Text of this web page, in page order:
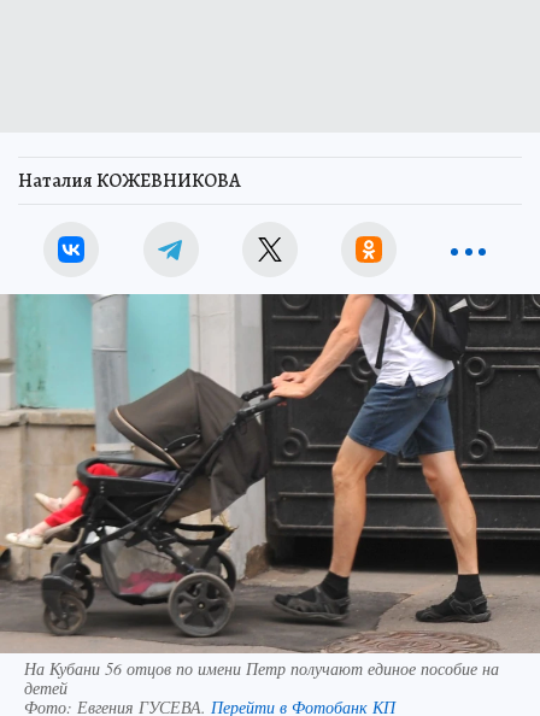
Наталия КОЖЕВНИКОВА
На Кубани 56 отцов по имени Петр получают единое пособие на
детей
Фото: Евгения ГУСЕВА. Перейти в Фотобанк КП